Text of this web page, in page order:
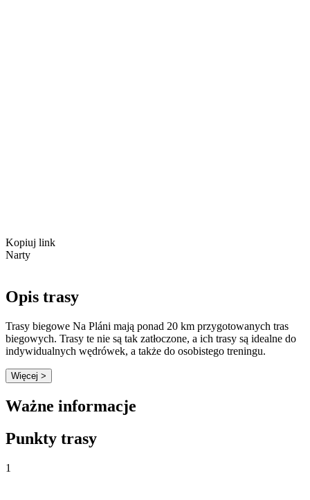
Kopiuj link
Narty
Opis trasy
Trasy biegowe Na Pláni mają ponad 20 km przygotowanych tras
biegowych. Trasy te nie są tak zatłoczone, a ich trasy są idealne do
indywidualnych wędrówek, a także do osobistego treningu.
Więcej >
Ważne informacje
Punkty trasy
1